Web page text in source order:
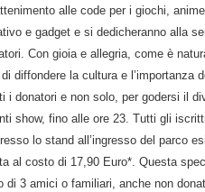
alle code per i giochi,
e gadget e si dedicheranno alla
. Con gioia e allegria, come è
diffondere la cultura e l’importanza
i donatori e non solo, per godersi il
show, fino alle ore 23. Tutti gli
lo stand all’ingresso del parco
al costo di 17,90 Euro*. Questa
3 amici o familiari, anche non